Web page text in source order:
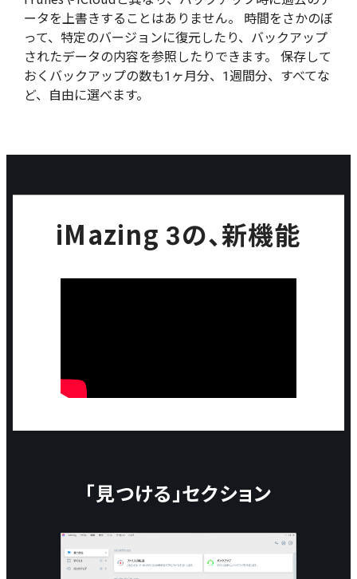
ータを上書きすることはありません。 時間をさかのぼ
って、特定のバージョンに復元したり、バックアップ
されたデータの内容を参照したりできます。 保存して
おくバックアップの数も1ヶ月分、1週間分、すべてな
ど、自由に選べます。
iMazing 3の、新機能
「見つける」セクション